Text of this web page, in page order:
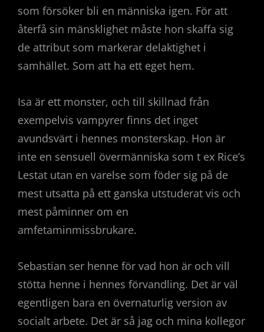
som försöker bli en människa igen. För att
återfå sin mänsklighet måste hon skaffa sig
de attribut som markerar delaktighet i
samhället. Som att ha ett eget hem.
Isa är ett monster, och till skillnad från
exempelvis vampyrer finns det inget
avundsvärt i hennes monsterskap. Hon är
inte en sensuell övermänniska som t ex Rice’s
Lestat utan en varelse som föder sig på de
mest utsatta på ett ganska utstuderat vis och
mest påminner om en
amfetaminmissbrukare.
Sebastian ser henne för vad hon är och vill
stötta henne i hennes förvandling. Det är väl
egentligen bara en övernaturlig version av
socialt arbete. Det är så jag och mina kollegor